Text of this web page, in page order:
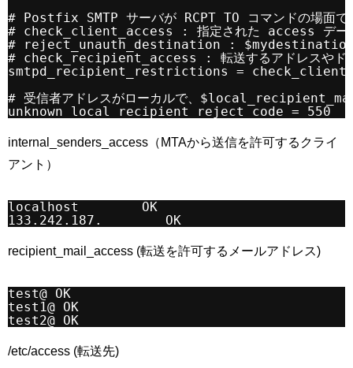
# Postfix SMTP サーバが RCPT TO コマンドの場面で
# check_client_access : 指定された access データ
# reject_unauth_destination : $mydestination,
# check_recipient_access : 転送するアドレスやドメイ
smtpd_recipient_restrictions =
# 受信者アドレスがローカルで、
unknown_local_recipient_reject_code = 550
internal_senders_access（MTAから送信を許可するクライ
アント）
localhost        OK
133.242.187.        OK
recipient_mail_access (転送を許可するメールアドレス)
test@ OK
test1@ OK
test2@ OK
/etc/access (転送先)